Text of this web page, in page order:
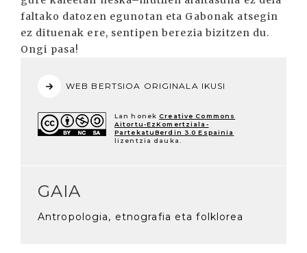
faltako datozen egunotan eta Gabonak atsegin
ez dituenak ere, sentipen berezia bizitzen du.
Ongi pasa!
WEB BERTSIOA ORIGINALA IKUSI
Lan honek Creative Commons
Aitortu-EzKomertziala-
PartekatuBerdin 3.0 Espainia
lizentzia dauka.
GAIA
Antropologia, etnografia eta folklorea